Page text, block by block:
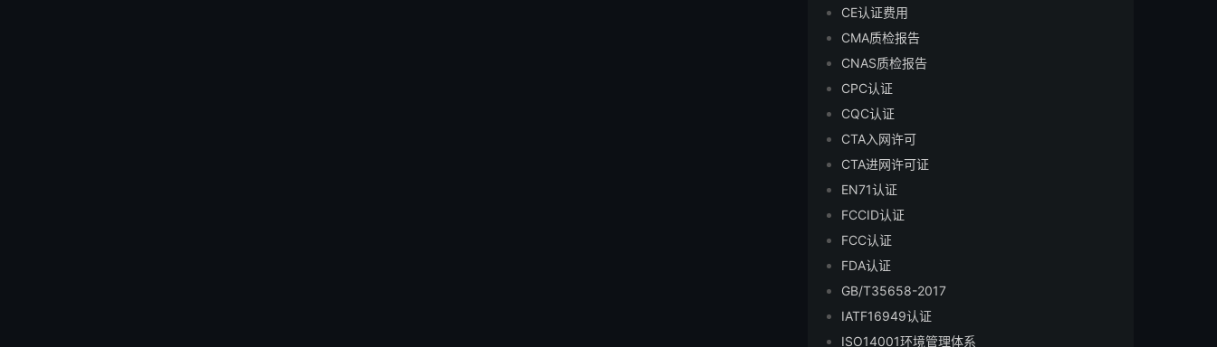
CE认证费用
CMA质检报告
CNAS质检报告
CPC认证
CQC认证
CTA入网许可
CTA进网许可证
EN71认证
FCCID认证
FCC认证
FDA认证
GB/T35658-2017
IATF16949认证
ISO14001环境管理体系